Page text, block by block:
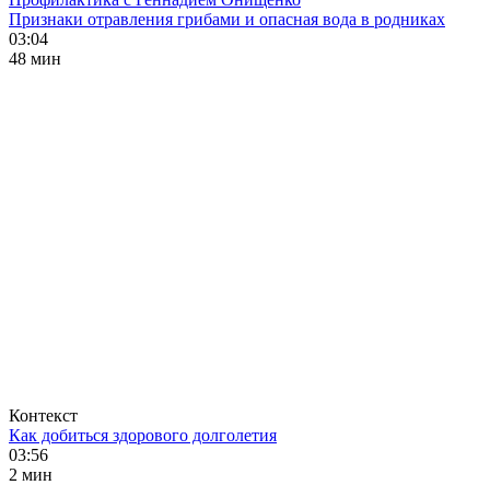
Признаки отравления грибами и опасная вода в родниках
03:04
48 мин
Контекст
Как добиться здорового долголетия
03:56
2 мин